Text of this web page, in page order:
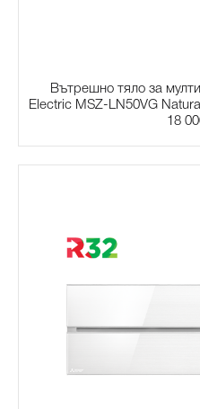
Вътрешно тяло за
Electric MSZ-LN50VG
18